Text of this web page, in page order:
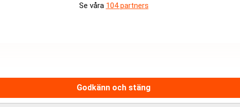
Se våra 104 partners
Godkänn och stäng